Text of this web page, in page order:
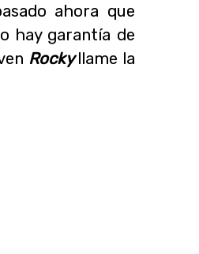
ahora que
hay garantía de
Rockyllame la